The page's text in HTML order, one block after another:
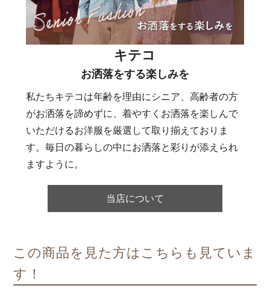
キテコ
お洒落をする楽しみを
私たちキテコは年齢を理由にシニア、高齢者の方
がお洒落を諦めずに、着やすくお洒落を楽しんで
いただけるお洋服を厳選して取り揃えておりま
す。毎日の暮らしの中にお洒落と彩りが添えられ
ますように。
当店について
この商品を見た方はこちらも見ていま
す！